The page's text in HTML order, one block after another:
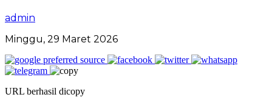
admin
Minggu, 29 Maret 2026
URL berhasil dicopy